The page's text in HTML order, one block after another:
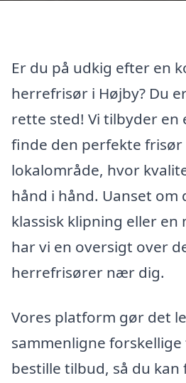
Er du på udkig efter en
herrefrisør i Højby? Du
rette sted! Vi tilbyder en
finde den perfekte frisør
lokalområde, hvor
hånd i hånd. Uanset om
klassisk klipning eller
har vi en oversigt over
herrefrisører nær dig.
Vores platform gør det
sammenligne
bestille tilbud, så du kan